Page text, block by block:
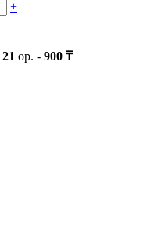
+
21 ор. - 900 ₸